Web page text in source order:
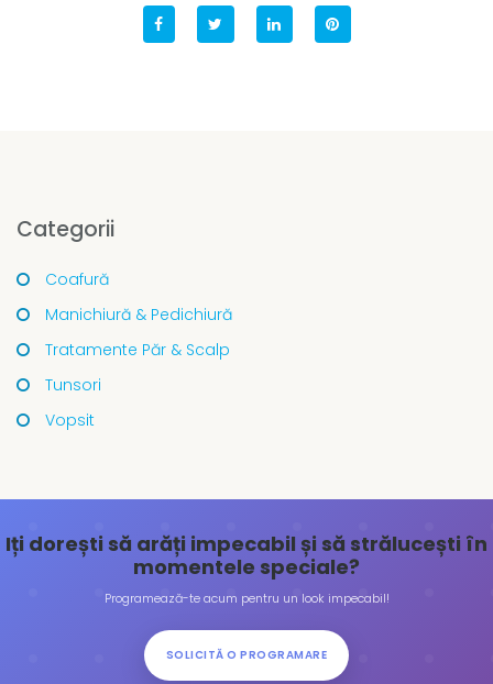
Categorii
Coafură
Manichiură & Pedichiură
Tratamente Păr & Scalp
Tunsori
Vopsit
Iți dorești să arăți impecabil și să strălucești în
momentele speciale?
Programează-te acum pentru un look impecabil!
SOLICITĂ O PROGRAMARE